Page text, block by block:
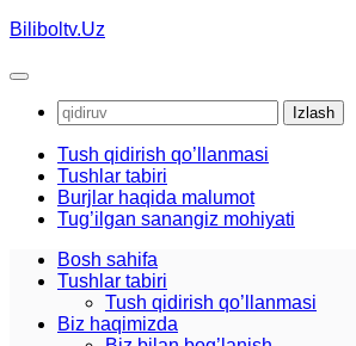
Skip
content
Biliboltv.Uz
Qidirshish:
Tush qidirish qo’llanmasi
Tushlar tabiri
Burjlar haqida malumot
Tug’ilgan sanangiz mohiyati
Bosh sahifa
Tushlar tabiri
Tush qidirish qo’llanmasi
Biz haqimizda